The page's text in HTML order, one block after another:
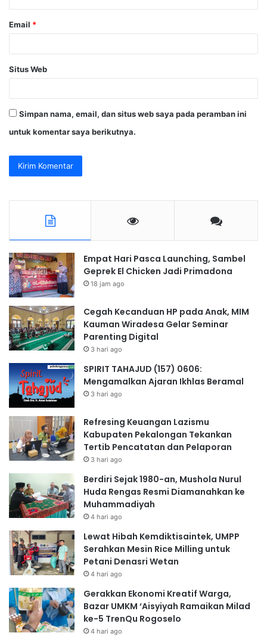
Email *
Situs Web
Simpan nama, email, dan situs web saya pada peramban ini
untuk komentar saya berikutnya.
Empat Hari Pasca Launching, Sambel
Geprek El Chicken Jadi Primadona
18 jam ago
Cegah Kecanduan HP pada Anak, MIM
Kauman Wiradesa Gelar Seminar
Parenting Digital
3 hari ago
SPIRIT TAHAJUD (157) 0606:
Mengamalkan Ajaran Ikhlas Beramal
3 hari ago
Refresing Keuangan Lazismu
Kabupaten Pekalongan Tekankan
Tertib Pencatatan dan Pelaporan
3 hari ago
Berdiri Sejak 1980-an, Mushola Nurul
Huda Rengas Resmi Diamanahkan ke
Muhammadiyah
4 hari ago
Lewat Hibah Kemdiktisaintek, UMPP
Serahkan Mesin Rice Milling untuk
Petani Denasri Wetan
4 hari ago
Gerakkan Ekonomi Kreatif Warga,
Bazar UMKM ‘Aisyiyah Ramaikan Milad
ke-5 TrenQu Rogoselo
4 hari ago